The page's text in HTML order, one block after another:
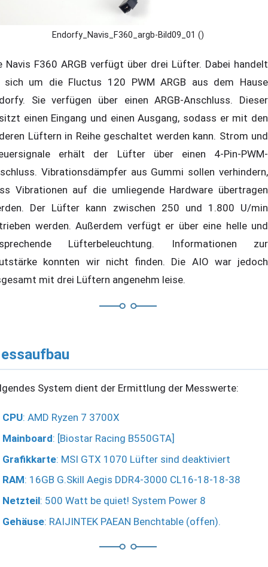
Endorfy_Navis_F360_argb-Bild09_01 ()
Navis F360 ARGB verfügt über drei Lüfter. Dabei handelt
sich um die Fluctus 120 PWM ARGB aus dem Hause
Sie verfügen über einen ARGB-Anschluss. Dieser
einen Eingang und einen Ausgang, sodass er mit den
Lüftern in Reihe geschaltet werden kann. Strom und
erhält der Lüfter über einen 4-Pin-PWM-
Vibrationsdämpfer aus Gummi sollen verhindern,
Vibrationen auf die umliegende Hardware übertragen
Der Lüfter kann zwischen 250 und 1.800 U/min
werden. Außerdem verfügt er über eine helle und
Lüfterbeleuchtung. Informationen zur
konnten wir nicht finden. Die AIO war jedoch
mit drei Lüftern angenehm leise.
System dient der Ermittlung der Messwerte:
CPU: AMD Ryzen 7 3700X
Mainboard: [Biostar Racing B550GTA]
Grafikkarte: MSI GTX 1070 Lüfter sind deaktiviert
RAM: 16GB G.Skill Aegis DDR4-3000 CL16-18-18-38
Netzteil: 500 Watt be quiet! System Power 8
Gehäuse: RAIJINTEK PAEAN Benchtable (offen).